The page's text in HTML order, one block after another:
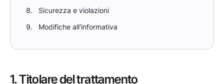
Sicurezza e violazioni
Modifiche all'informativa
1. Titolare del trattamento